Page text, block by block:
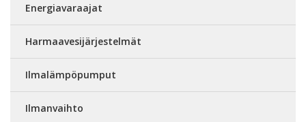
Energiavaraajat
Harmaavesijärjestelmät
Ilmalämpöpumput
Ilmanvaihto